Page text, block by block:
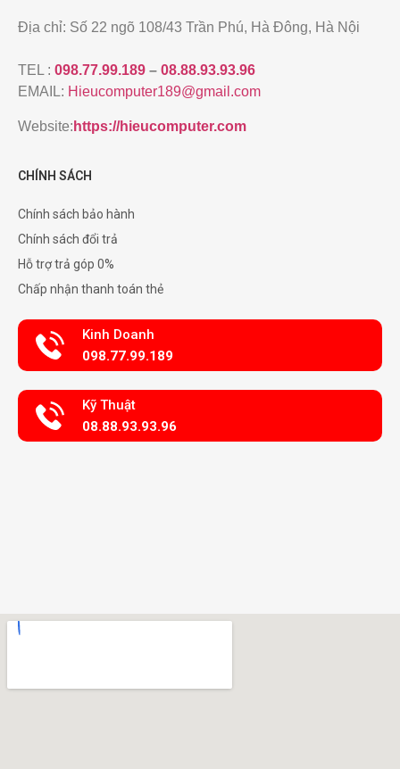
Địa chỉ: Số 22 ngõ 108/43 Trần Phú, Hà Đông, Hà Nội
TEL : 098.77.99.189 – 08.88.93.93.96
EMAIL: Hieucomputer189@gmail.com
Website: https://hieucomputer.com
CHÍNH SÁCH
Chính sách bảo hành
Chính sách đổi trả
Hỗ trợ trả góp 0%
Chấp nhận thanh toán thẻ
Kinh Doanh
098.77.99.189
Kỹ Thuật
08.88.93.93.96